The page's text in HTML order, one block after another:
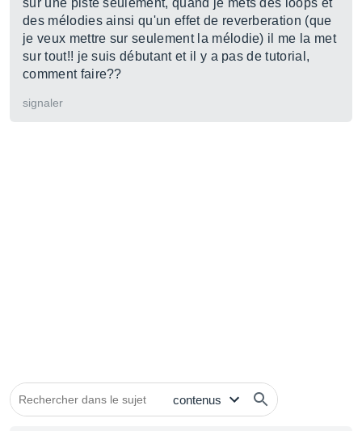
sur une piste seulement, quand je mets des loops et
des mélodies ainsi qu'un effet de reverberation (que
je veux mettre sur seulement la mélodie) il me la met
sur tout!! je suis débutant et il y a pas de tutorial,
comment faire??
signaler